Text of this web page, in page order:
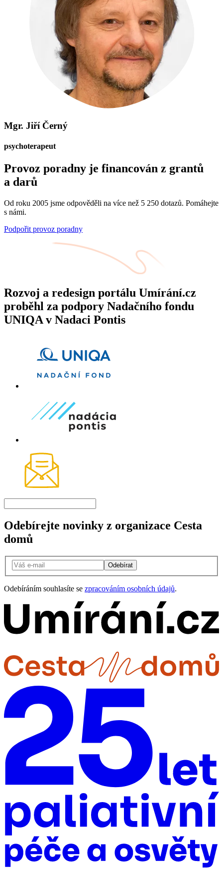
Mgr. Jiří Černý
psychoterapeut
Provoz poradny je financován z grantů
a darů
Od roku 2005 jsme odpověděli na více než 5 250 dotazů. Pomáhejte
s námi.
Podpořit provoz poradny
Rozvoj a redesign portálu Umírání.cz
proběhl za podpory Nadačního fondu
UNIQA v Nadaci Pontis
Odebírejte novinky z organizace Cesta
domů
Odebírat
Odebíráním souhlasíte se zpracováním osobních údajů.